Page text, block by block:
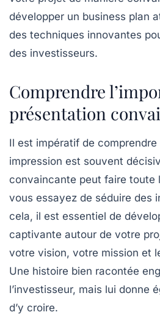
développer un business plan
des techniques innovantes
des investisseurs.
Comprendre
présentation
Il est impératif de comprendre
impression est souvent
convaincante peut faire toute
vous essayez de séduire des
cela, il est essentiel de
captivante autour de votre
votre vision, votre mission et
Une histoire bien racontée
l’investisseur, mais lui donne
d’y croire.